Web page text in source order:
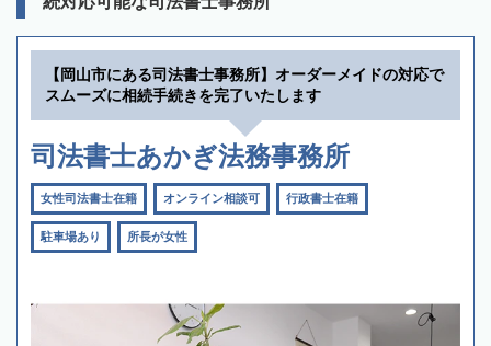
【岡山市にある司法書士事務所】オーダーメイドの対応で
スムーズに相続手続きを完了いたします
司法書士あかぎ法務事務所
女性司法書士在籍 オンライン相談可 行政書士在籍
駐車場あり 所長が女性